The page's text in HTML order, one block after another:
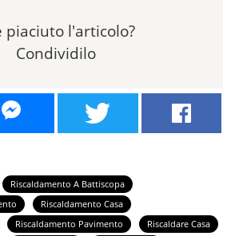
piaciuto l'articolo?
Condividilo
Riscaldamento A Battiscopa
Riscaldamento Casa
Riscaldamento Pavimento
Riscaldare Casa